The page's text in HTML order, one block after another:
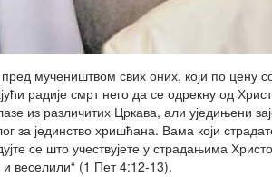
мучеништвом свих оних, који по цену
радије смрт него да се одрекну од
из различитих Цркава, али уједињени
за јединство хришћана. Вама који
се што учествујете у страдањима
веселили“ (1 Пет 4:12-13).